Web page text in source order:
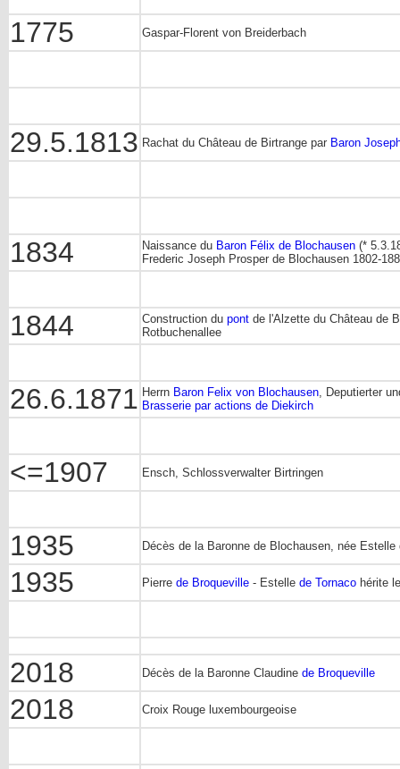
1775 Gaspar-Florent von Breiderbach
29.5.1813 Rachat du Château de Birtrange par Baron
1834 Naissance du Baron Félix de Blochausen (*
Frederic Joseph Prosper de Blochausen 1802-
1844 Construction du pont de l'Alzette du Château de
Rotbuchenallee
26.6.1871 Herrn Baron Felix von Blochausen, Deputierter
Brasserie par actions de Diekirch
<=1907 Ensch, Schlossverwalter Birtringen
1935 Décès de la Baronne de Blochausen, née Estelle
1935 Pierre de Broqueville - Estelle de Tornaco hérite
2018 Décès de la Baronne Claudine de Broqueville
2018 Croix Rouge luxembourgeoise